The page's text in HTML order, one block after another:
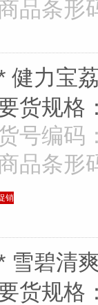
品条形
健力宝
货规格
号编码
品条形
销
雪碧清
货规格